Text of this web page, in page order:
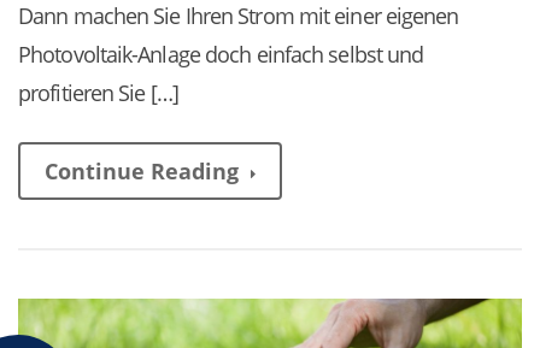
Dann machen Sie Ihren Strom mit einer eigenen
Photo­voltaik-Anlage doch einfach selbst und
profitieren Sie […]
Continue Reading